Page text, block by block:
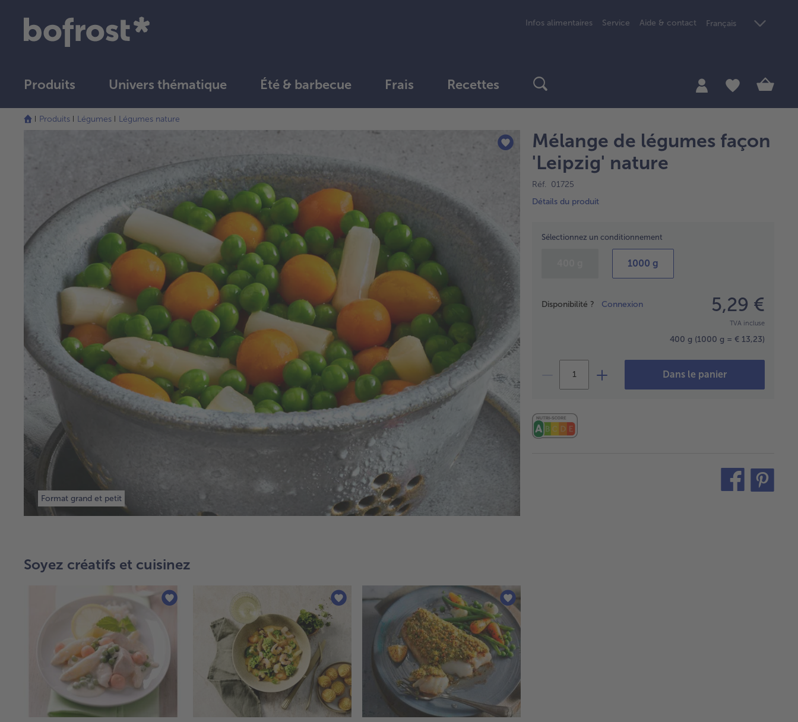
Infos alimentaires Service Aide & contact Français
Produits Univers thématique Été & barbecue Frais Recettes
Produits Légumes Légumes nature
Mélange de légumes façon
'Leipzig' nature
Réf. 01725
Détails du produit
Sélectionnez un conditionnement
1000 g
Disponibilité ? Connexion 5,29 €
TVA incluse
400 g (1000 g = € 13,23)
Dans le panier
teilen
Format grand et petit
Soyez créatifs et cuisinez